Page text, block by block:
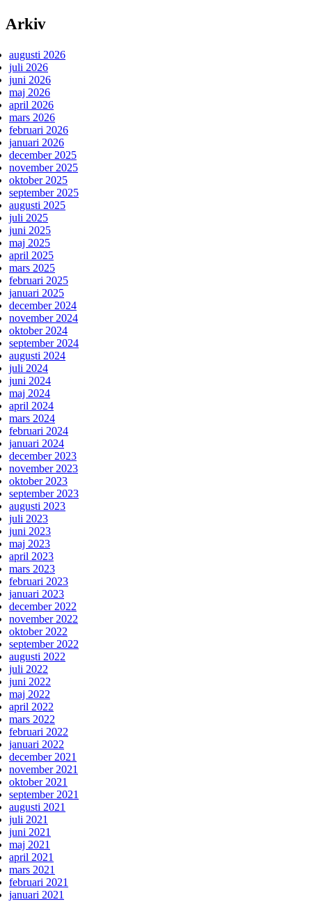
Arkiv
augusti 2026
juli 2026
juni 2026
maj 2026
april 2026
mars 2026
februari 2026
januari 2026
december 2025
november 2025
oktober 2025
september 2025
augusti 2025
juli 2025
juni 2025
maj 2025
april 2025
mars 2025
februari 2025
januari 2025
december 2024
november 2024
oktober 2024
september 2024
augusti 2024
juli 2024
juni 2024
maj 2024
april 2024
mars 2024
februari 2024
januari 2024
december 2023
november 2023
oktober 2023
september 2023
augusti 2023
juli 2023
juni 2023
maj 2023
april 2023
mars 2023
februari 2023
januari 2023
december 2022
november 2022
oktober 2022
september 2022
augusti 2022
juli 2022
juni 2022
maj 2022
april 2022
mars 2022
februari 2022
januari 2022
december 2021
november 2021
oktober 2021
september 2021
augusti 2021
juli 2021
juni 2021
maj 2021
april 2021
mars 2021
februari 2021
januari 2021